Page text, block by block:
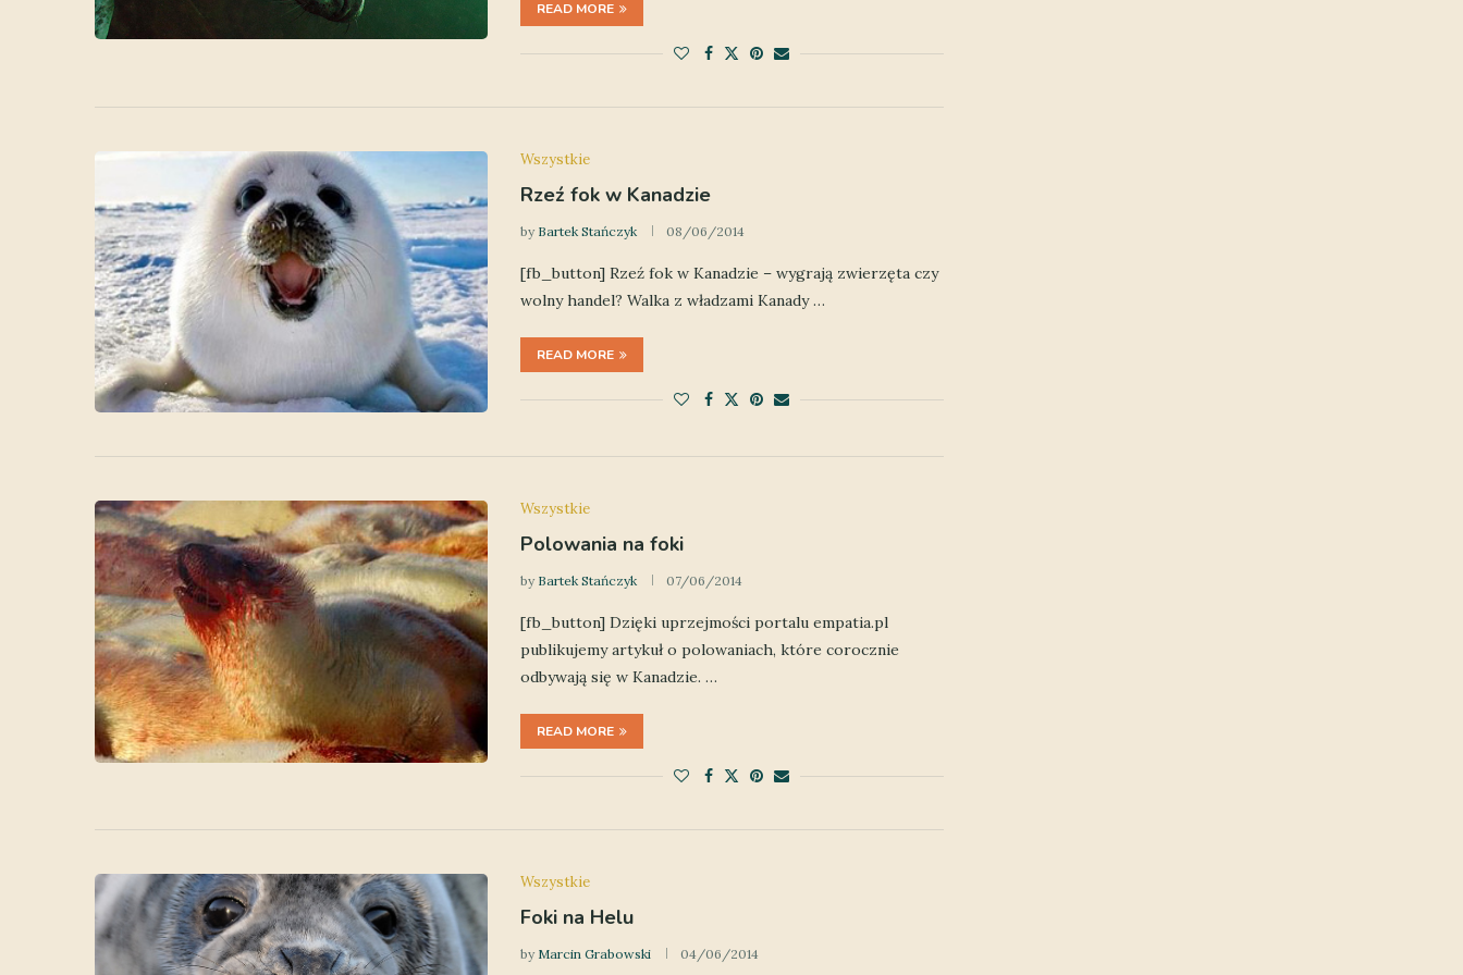
READ MORE
Wszystkie
Rzeź fok w Kanadzie
by Bartek Stańczyk 08/06/2014
[fb_button] Rzeź fok w Kanadzie – wygrają zwierzęta czy
wolny handel? Walka z władzami Kanady …
READ MORE
Wszystkie
Polowania na foki
by Bartek Stańczyk 07/06/2014
[fb_button] Dzięki uprzejmości portalu empatia.pl
publikujemy artykuł o polowaniach, które corocznie
odbywają się w Kanadzie. …
READ MORE
Wszystkie
Foki na Helu
by Marcin Grabowski 04/06/2014